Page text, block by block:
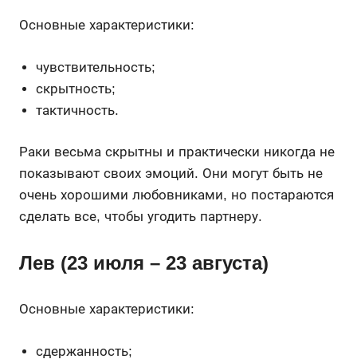
Основные характеристики:
чувствительность;
скрытность;
тактичность.
Раки весьма скрытны и практически никогда не
показывают своих эмоций. Они могут быть не
очень хорошими любовниками, но постараются
сделать все, чтобы угодить партнеру.
Лев (23 июля – 23 августа)
Основные характеристики:
сдержанность;